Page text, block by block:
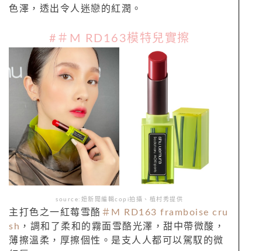
色澤，透出令人迷戀的紅潤。
#＃M RD163模特兒實擦
source:妞新聞編輯copi拍攝、植村秀提供
主打色之一紅莓雪酪 ＃M RD163 framboise cru
sh ，調和了柔和的霧面雪酪光澤，甜中帶微酸，
薄擦溫柔，厚擦個性。是支人人都可以駕馭的微